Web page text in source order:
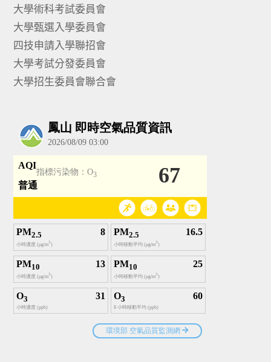
大學術科考試委員會
大學甄選入學委員會
四技申請入學聯招會
大學考試分發委員會
大學招生委員會聯合會